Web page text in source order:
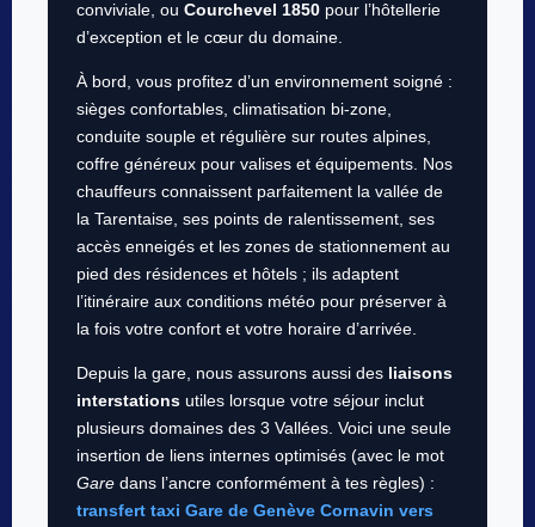
conviviale, ou Courchevel 1850 pour l’hôtellerie
d’exception et le cœur du domaine.
À bord, vous profitez d’un environnement soigné :
sièges confortables, climatisation bi-zone,
conduite souple et régulière sur routes alpines,
coffre généreux pour valises et équipements. Nos
chauffeurs connaissent parfaitement la vallée de
la Tarentaise, ses points de ralentissement, ses
accès enneigés et les zones de stationnement au
pied des résidences et hôtels ; ils adaptent
l’itinéraire aux conditions météo pour préserver à
la fois votre confort et votre horaire d’arrivée.
Depuis la gare, nous assurons aussi des liaisons
interstations utiles lorsque votre séjour inclut
plusieurs domaines des 3 Vallées. Voici une seule
insertion de liens internes optimisés (avec le mot
Gare dans l’ancre conformément à tes règles) :
transfert taxi Gare de Genève Cornavin vers